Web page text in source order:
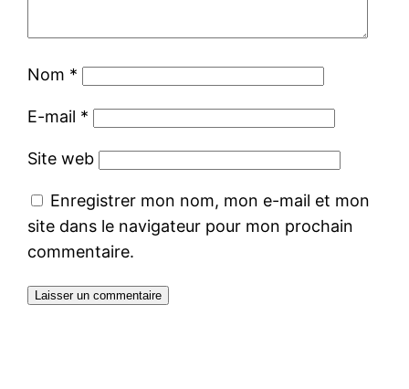
Nom *
E-mail *
Site web
Enregistrer mon nom, mon e-mail et mon
site dans le navigateur pour mon prochain
commentaire.